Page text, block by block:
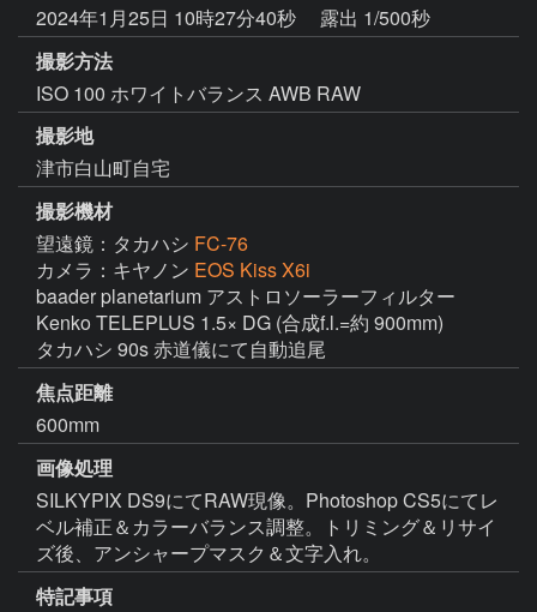
2024年1月25日 10時27分40秒
露出 1/500秒
撮影方法
ISO 100 ホワイトバランス AWB RAW
撮影地
津市白山町自宅
撮影機材
望遠鏡：タカハシ FC-76
カメラ：キヤノン EOS Kiss X6i
baader planetarium アストロソーラーフィルター
Kenko TELEPLUS 1.5× DG (合成f.l.=約 900mm)
タカハシ 90s 赤道儀にて自動追尾
焦点距離
600mm
画像処理
SILKYPIX DS9にてRAW現像。Photoshop CS5にてレ
ベル補正＆カラーバランス調整。トリミング＆リサイ
ズ後、アンシャープマスク＆文字入れ。
特記事項